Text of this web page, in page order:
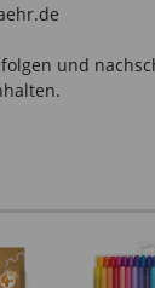
und